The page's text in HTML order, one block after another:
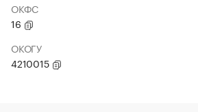
ОКФС
16
ОКОГУ
4210015